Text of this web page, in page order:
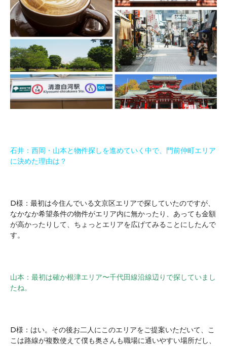
石井：西岡・山本と物件探しを進めていく中で、門前仲町エリア
に決めた理由は？
D様：最初は今住んでいる文京区エリアで探していたのですが、
なかなか希望条件の物件がエリア内に無かったり、あっても金額
が高かったりして、ちょっとエリアを広げてみることにしたんで
す。
山本：最初は確か根津エリア〜千代田線沿線辺りで探していまし
たね。
D様：はい。その後お二人にこのエリアをご提案いただいて、こ
こは路線が複数使えて僕も奥さんも職場に通いやすい場所だし、